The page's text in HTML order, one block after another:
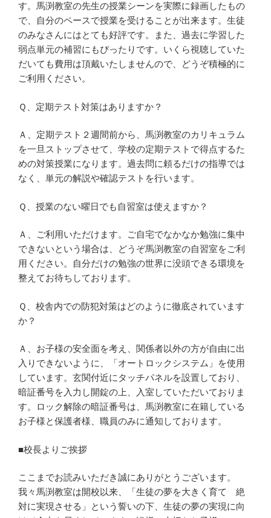
す。馬渕教室の先生の授業シーンを実際に録画したもの
で、自分のペースで授業を受けることが出来ます。生徒
のみなさんにはとても好評です。また、過去に学習した
弱点単元の補習にもぴったりです。いくら視聴していた
だいても費用は頂戴いたしませんので、どうぞ積極的に
ご利用ください。
Ｑ、定期テスト対策はありますか？
Ａ、定期テスト２週間前から、馬渕教室のカリキュラム
を一旦ストップさせて、学校の定期テストで得点するた
めの対策授業になります。過去問に頼るだけの指導では
なく、単元の解説や確認テストを行います。
Ｑ、授業のない曜日でも自習室は使えますか？
Ａ、ご利用いただけます。ご自宅でなかなか勉強に集中
できないという場合は、どうぞ馬渕教室の自習室をご利
用ください。自分だけの勉強の世界に没頭できる環境を
整えてお待ちしております。
Ｑ、校舎内での防犯対策はどのように徹底されています
か？
Ａ、お子様の安全面を考え、関係者以外の方が自由に出
入りできないように、「オートロックシステム」を使用
しています。玄関付近にタッチパネルを設置しており、
暗証番号を入力し開錠の上、入室していただいておりま
す。ロック解除の暗証番号は、馬渕教室に在籍している
お子様と保護者様、職員のみに通知しております。
■校長よりご挨拶
ここまでお読みいただき誠にありがとうございます。
我々馬渕教室は開校以来、「生徒の夢を大きく育て 絶
対に実現させる」という誓いの下、生徒の夢の実現に向